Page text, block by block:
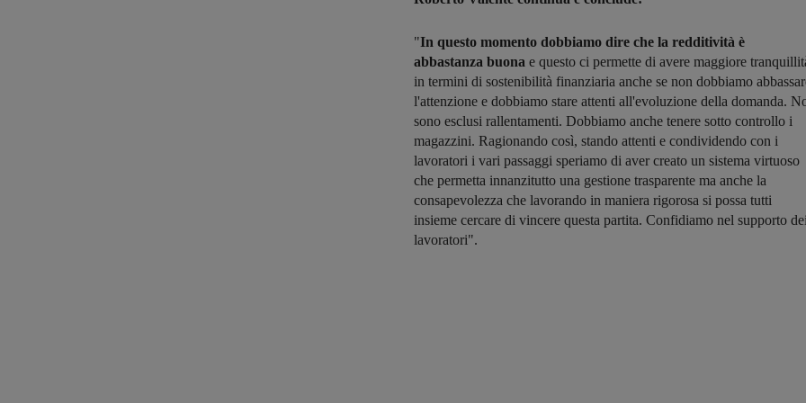
"In questo momento dobbiamo dire che la redditività è
abbastanza buona e questo ci permette di avere maggiore
in termini di sostenibilità finanziaria anche se non dobbiamo
l'attenzione e dobbiamo stare attenti all'evoluzione della domanda.
sono esclusi rallentamenti. Dobbiamo anche tenere sotto controllo i
magazzini. Ragionando così, stando attenti e condividendo con i
lavoratori i vari passaggi speriamo di aver creato un sistema virtuoso
che permetta innanzitutto una gestione trasparente ma anche la
consapevolezza che lavorando in maniera rigorosa si possa tutti
insieme cercare di vincere questa partita. Confidiamo nel supporto dei
lavoratori".